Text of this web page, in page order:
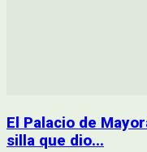
El Palacio de
silla que dio...